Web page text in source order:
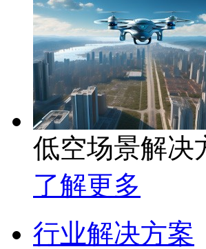
低空场景解决
了解更多
行业解决方案